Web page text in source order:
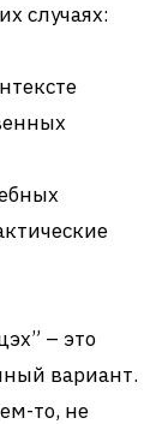
случаях:
– это
вариант.
то, не